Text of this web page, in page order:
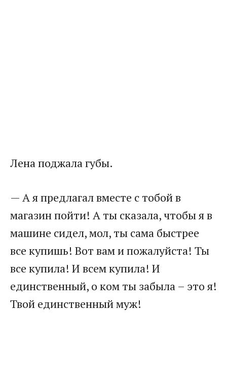
Лена поджала губы.
— А я предлагал вместе с тобой в
магазин пойти! А ты сказала, чтобы я в
машине сидел, мол, ты сама быстрее
все купишь! Вот вам и пожалуйста! Ты
все купила! И всем купила! И
единственный, о ком ты забыла – это я!
Твой единственный муж!